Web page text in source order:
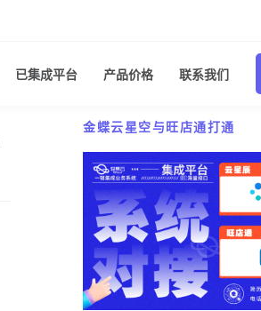
已集成平台 产品价格 联系我们
金蝶云星空与旺店通打通